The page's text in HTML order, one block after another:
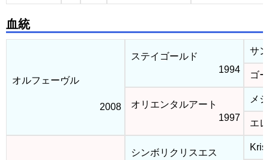
血統
オルフェーヴル
2008
ステイゴールド
1994
サ
ゴ
オリエンタルアート
1997
メ
エ
シンボリクリスエス
Kris